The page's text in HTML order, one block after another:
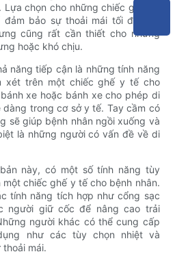
chọn cho những chiếc ghế có
bảo sự thoải mái tối đa cho
cũng rất cần thiết cho những
hoặc khó chịu.
năng tiếp cận là những tính năng
xét trên một chiếc ghế y tế cho
xe hoặc bánh xe cho phép di
trong cơ sở y tế. Tay cầm có
sẽ giúp bệnh nhân ngồi xuống và
là những người có vấn đề về di
này, có một số tính năng tùy
chiếc ghế y tế cho bệnh nhân.
tính năng tích hợp như cổng sạc
người giữ cốc để nâng cao trải
người khác có thể cung cấp
như các tùy chọn nhiệt và
mái.